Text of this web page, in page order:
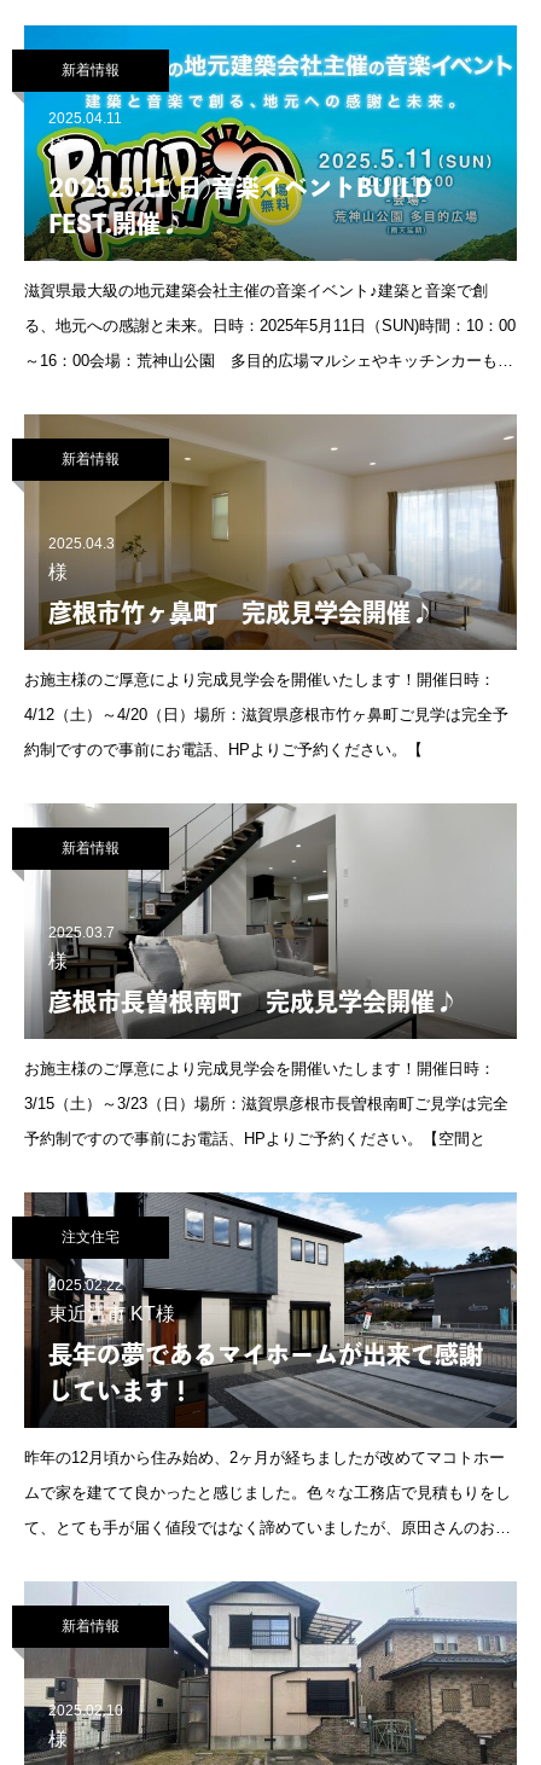
新着情報
2025.04.11
様
2025.5.11(日)音楽イベントBUILD
FEST.開催♪
滋賀県最大級の地元建築会社主催の音楽イベント♪建築と音楽で創
る、地元への感謝と未来。日時：2025年5月11日（SUN)時間：10：00
～16：00会場：荒神山公園 多目的広場マルシェやキッチンカーも多
新着情報
2025.04.3
様
彦根市竹ヶ鼻町 完成見学会開催♪
お施主様のご厚意により完成見学会を開催いたします！開催日時：
4/12（土）～4/20（日）場所：滋賀県彦根市竹ヶ鼻町ご見学は完全予
約制ですので事前にお電話、HPよりご予約ください。【
新着情報
2025.03.7
様
彦根市長曽根南町 完成見学会開催♪
お施主様のご厚意により完成見学会を開催いたします！開催日時：
3/15（土）～3/23（日）場所：滋賀県彦根市長曽根南町ご見学は完全
予約制ですので事前にお電話、HPよりご予約ください。【空間と
注文住宅
2025.02.22
東近江市 KT様
長年の夢であるマイホームが出来て感謝
しています！
昨年の12月頃から住み始め、2ヶ月が経ちましたが改めてマコトホー
ムで家を建てて良かったと感じました。色々な工務店で見積もりをし
て、とても手が届く値段ではなく諦めていましたが、原田さんのおか
ります。世間
新着情報
2025.02.10
様